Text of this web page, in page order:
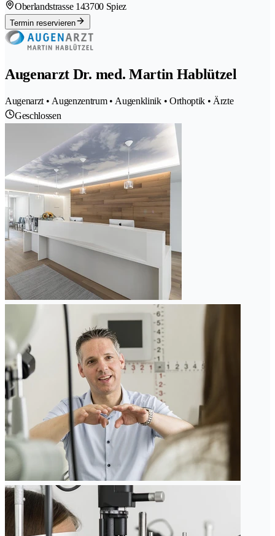
Oberlandstrasse 143700 Spiez
Termin reservieren
Augenarzt Dr. med. Martin Hablützel
Augenarzt • Augenzentrum • Augenklinik • Orthoptik • Ärzte
Geschlossen